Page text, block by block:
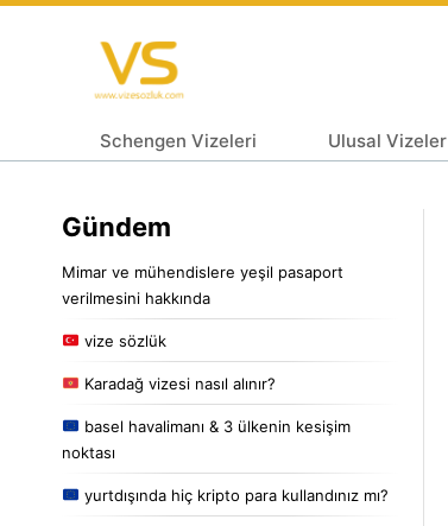
Schengen Vizeleri Ulusal Vizeler
Gündem
Mimar ve mühendislere yeşil pasaport
verilmesini hakkında
vize sözlük
Karadağ vizesi nasıl alınır?
basel havalimanı & 3 ülkenin kesişim
noktası
yurtdışında hiç kripto para kullandınız mı?